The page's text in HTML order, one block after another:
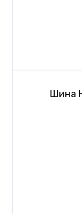
Шина